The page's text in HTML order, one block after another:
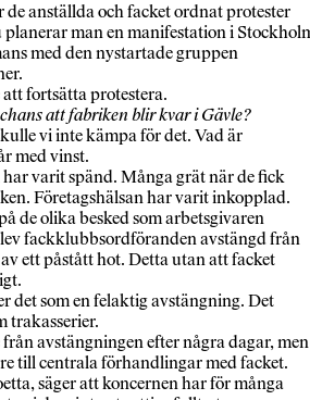
de anställda och facket ordnat protester
man en manifestation i
med den nystartade gruppen
fortsätta protestera.
att fabriken blir kvar i Gävle?
vi inte kämpa för det. Vad är
med vinst.
varit spänd. Många grät när de fick
Företagshälsan har varit inkopplad.
de olika besked som arbetsgivaren
fackklubbsordföranden avstängd från
ett påstått hot. Detta utan att facket
det som en felaktig avstängning. Det
trakasserier.
avstängningen efter några dagar, men
till centrala förhandlingar med facket.
säger att koncernen har för många